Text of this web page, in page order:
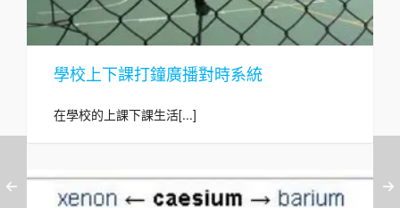
學校上下課打鐘廣播對時系統
在學校的上課下課生活[...]